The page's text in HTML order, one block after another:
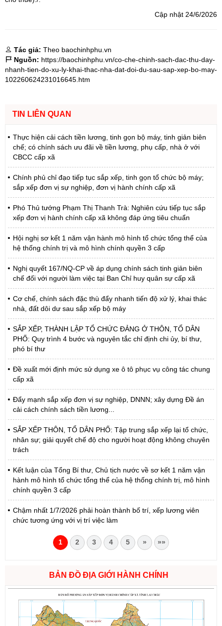
Cập nhật 24/6/2026
Tác giả: Theo baochinhphu.vn
Nguồn: https://baochinhphu.vn/co-che-chinh-sach-dac-thu-day-
nhanh-tien-do-xu-ly-khai-thac-nha-dat-doi-du-sau-sap-xep-bo-may-
102260624231016645.htm
TIN LIÊN QUAN
Thực hiện cải cách tiền lương, tinh gọn bộ máy, tinh giản biên
chế; có chính sách ưu đãi về tiền lương, phụ cấp, nhà ở với
CBCC cấp xã
Chính phủ chỉ đạo tiếp tục sắp xếp, tinh gọn tổ chức bộ máy;
sắp xếp đơn vị sự nghiệp, đơn vị hành chính cấp xã
Phó Thủ tướng Phạm Thị Thanh Trà: Nghiên cứu tiếp tục sắp
xếp đơn vị hành chính cấp xã không đáp ứng tiêu chuẩn
Hội nghị sơ kết 1 năm vận hành mô hình tổ chức tổng thể của
hệ thống chính trị và mô hình chính quyền 3 cấp
Nghị quyết 167/NQ-CP về áp dụng chính sách tinh giản biên
chế đối với người làm việc tại Ban Chỉ huy quân sự cấp xã
Cơ chế, chính sách đặc thù đẩy nhanh tiến độ xử lý, khai thác
nhà, đất dôi dư sau sắp xếp bộ máy
SẮP XẾP, THÀNH LẬP TỔ CHỨC ĐẢNG Ở THÔN, TỔ DÂN
PHỐ: Quy trình 4 bước và nguyên tắc chỉ định chi ủy, bí thư,
phó bí thư
Đề xuất mới định mức sử dụng xe ô tô phục vụ công tác chung
cấp xã
Đẩy mạnh sắp xếp đơn vị sự nghiệp, DNNN; xây dựng Đề án
cải cách chính sách tiền lương...
SẮP XẾP THÔN, TỔ DÂN PHỐ: Tập trung sắp xếp lại tổ chức,
nhân sự; giải quyết chế độ cho người hoạt động không chuyên
trách
Kết luận của Tổng Bí thư, Chủ tịch nước về sơ kết 1 năm vận
hành mô hình tổ chức tổng thể của hệ thống chính trị, mô hình
chính quyền 3 cấp
Chậm nhất 1/7/2026 phải hoàn thành bố trí, xếp lương viên
chức tương ứng với vị trí việc làm
1 2 3 4 5 » »»
BẢN ĐỒ ĐỊA GIỚI HÀNH CHÍNH
1721/QĐ-UBND